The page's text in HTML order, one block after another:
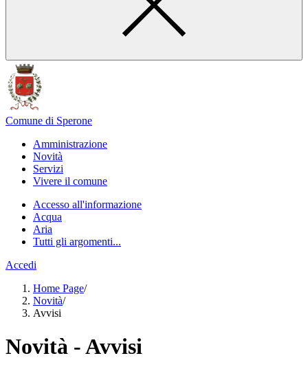
Comune di Sperone
Amministrazione
Novità
Servizi
Vivere il comune
Accesso all'informazione
Acqua
Aria
Tutti gli argomenti...
Accedi
Home Page/
Novità/
Avvisi
Novità - Avvisi